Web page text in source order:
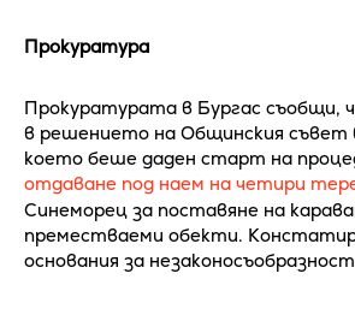
Прокуратура
Прокуратурата в Бургас съобщи,
в решението на Общинския съвет
което беше даден старт на
отдаване под наем на четири
Синеморец за поставяне на
преместваеми обекти.
основания за